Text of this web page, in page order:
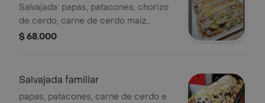
Salvajada: papas, patacones, chorizo
de cerdo, carne de cerdo maiz
chicharron ensalada y queso costeño,
$ 68.000
Salvajada familiar
papas, patacones, carne de cerdo e